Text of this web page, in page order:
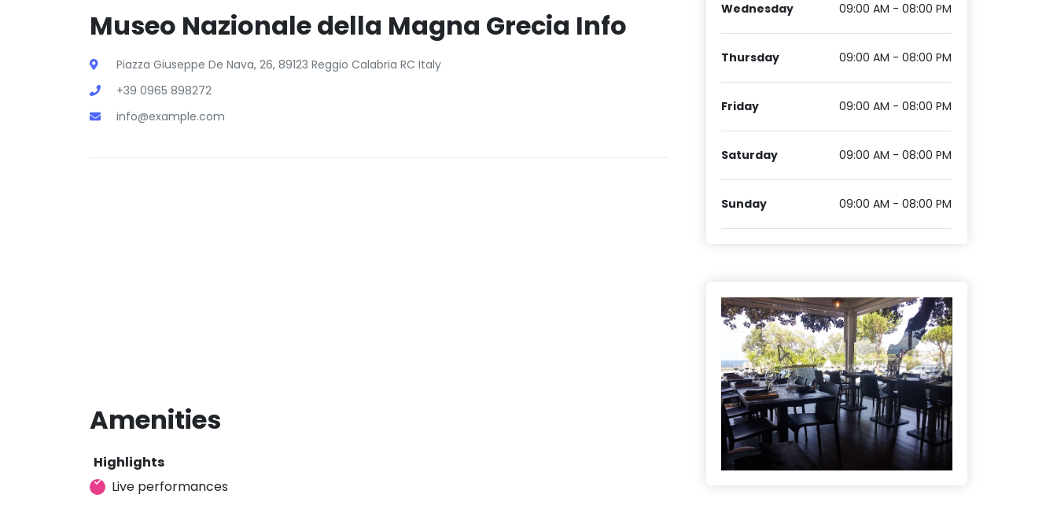
Museo Nazionale della Magna Grecia Info
Piazza Giuseppe De Nava, 26, 89123 Reggio Calabria RC Italy
+39 0965 898272
info@example.com
Amenities
Highlights
Live performances
Wednesday 09:00 AM - 08:00 PM
Thursday 09:00 AM - 08:00 PM
Friday 09:00 AM - 08:00 PM
Saturday 09:00 AM - 08:00 PM
Sunday 09:00 AM - 08:00 PM